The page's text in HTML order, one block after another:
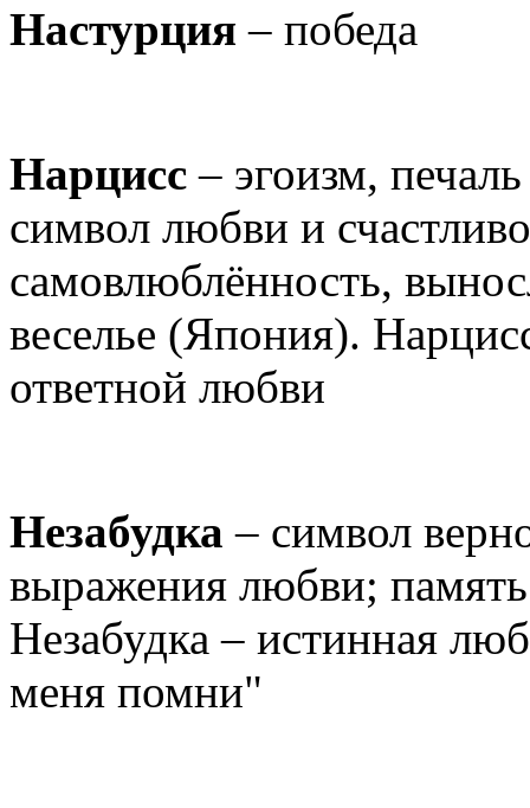
Настурция – победа
Нарцисс – эгоизм,
символ любви и
самовлюблённость,
веселье (Япония).
ответной любви
Незабудка – символ
выражения любви;
Незабудка – истинная
меня помни"